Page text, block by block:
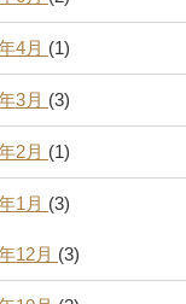
4月 (1)
3月 (3)
2月 (1)
1月 (3)
12月 (3)